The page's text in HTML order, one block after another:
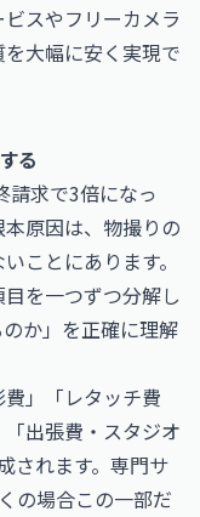
スやフリーカメラ
大幅に安く実現で
る
請求で3倍になっ
原因は、物撮りの
ことにあります。
を一つずつ分解し
か」を正確に理解
」「レタッチ費
「出張費・スタジオ
されます。専門サ
の場合この一部だ